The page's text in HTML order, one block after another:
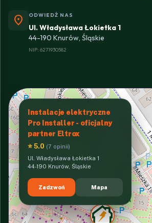
location_on ODWIEDŹ NAS
Ul. Władysława Łokietka 1
44-190 Knurów, Śląskie
NIP: 6271930582
Instalacje elektryczne
Pro Installer - oficjalny
partner Eltrox
⭐ 5.0 (7 opinii)
Ul. Władysława Łokietka 1
44-190 Knurów, Śląskie
Zadzwoń Mapa